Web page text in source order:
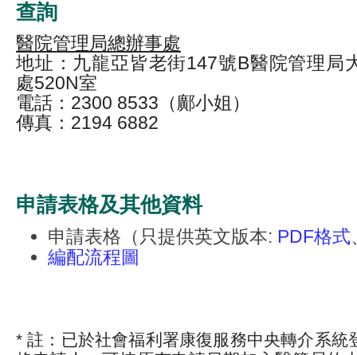
查詢
醫院管理局總辦事處
地址：九龍亞皆老街147號B醫院管理局
處520N室
電話：2300 8533（鄺小姐）
傳真：2194 6882
申請表格及其他資料
申請表格（只提供英文版本: PDF格式
編配流程圖
* 註：已於社會福利署康復服務中央轉介系統